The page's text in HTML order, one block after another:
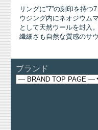
リングに”7”の刻印を持
ウジング内にネオジウム
として天然ウールを封入
繊細さも自然な質感のサ
ブランド